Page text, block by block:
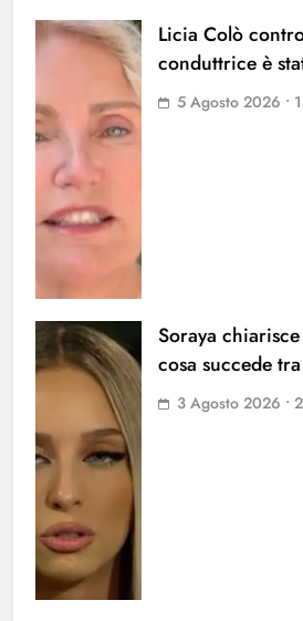
Licia Colò
conduttrice è
5 Agosto 2026 •
Soraya
cosa succede
3 Agosto 2026 •